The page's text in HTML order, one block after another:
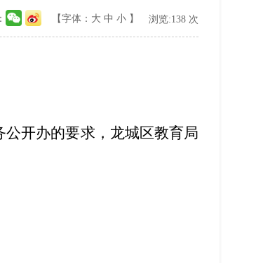
【字体： 大 中 小 】 浏览:138 次
开办的要求，龙城区教育局